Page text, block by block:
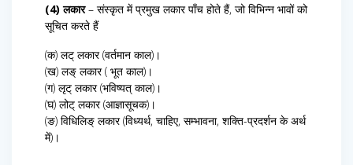
(4) लकार– संस्कृत में प्रमुख लकार पाँच होते हैं, जो विभिन्न भावों को
सूचित करते हैं
(क) लट् लकार (वर्तमान काल)।
(ख) लङ् लकार ( भूत काल)।
(ग) लृट् लकार (भविष्यत् काल)।
(घ) लोट् लकार (आज्ञासूचक)।
(ङ) विधिलिङ् लकार (विध्यर्थ, चाहिए, सम्भावना, शक्ति-प्रदर्शन के अर्थ
में)।